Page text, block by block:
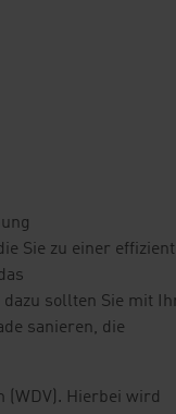
Sie zu einer
dazu sollten Sie mit
sanieren, die
Hierbei wird